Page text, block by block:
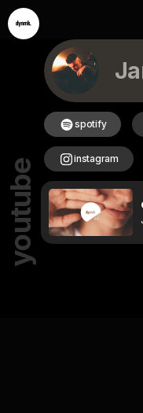
spotify
instagram
youtube